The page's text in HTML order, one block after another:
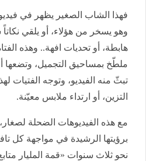
فهذا الشاب الصغير يظهر في
وهو يسخر من هؤلاء، أو يلقي
هابطة، أو تحديات افهة.. وهذه
ملطّخ بمساحيق التجميل، وتضعها
تبثّ منه الفيديو، وتوجه الفتيات
التزين، أو ارتداء ملابس معيّنة.
مع هذه الفيديوهات الضحلة
برؤيتها الرشيدة في مواجهة كل
نحو ثلاث سنوات «قمة المليار